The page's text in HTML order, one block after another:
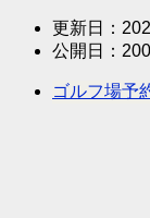
更新日：
公開日：
ゴルフ場予